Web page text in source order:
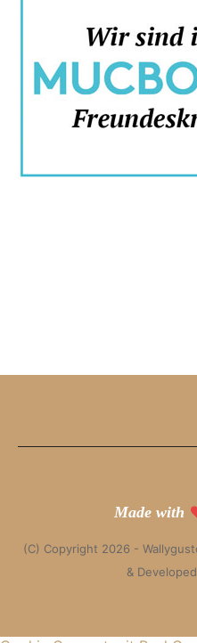
Made with
(C) Copyright 2026 -
&